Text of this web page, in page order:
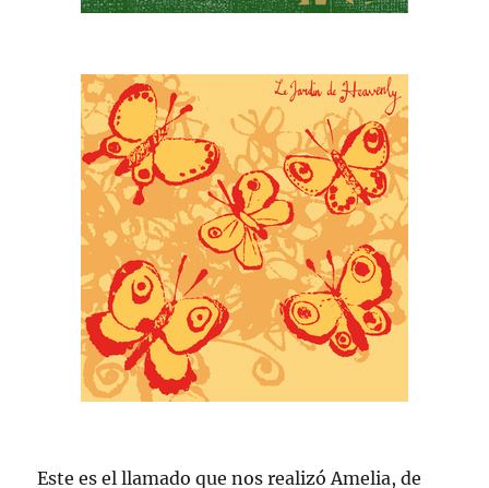
Este es el llamado que nos realizó Amelia, de